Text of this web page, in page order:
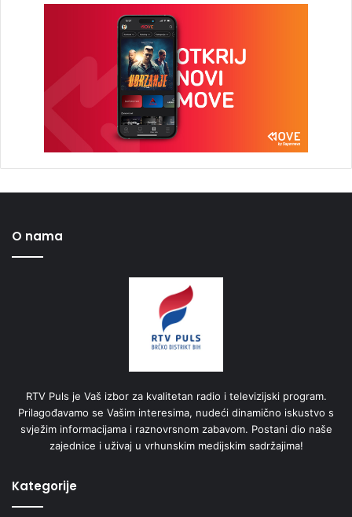
O nama
RTV Puls je Vaš izbor za kvalitetan radio i televizijski program.
Prilagođavamo se Vašim interesima, nudeći dinamično iskustvo s
svježim informacijama i raznovrsnom zabavom. Postani dio naše
zajednice i uživaj u vrhunskim medijskim sadržajima!
Kategorije